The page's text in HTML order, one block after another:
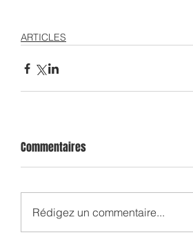
ARTICLES
Commentaires
Rédigez un commentaire...